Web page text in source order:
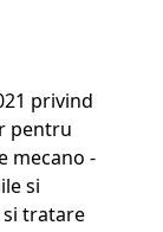
privind
pentru
mecano -
si
tratare